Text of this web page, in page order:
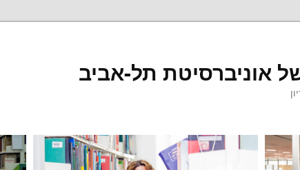
אוניברסיטת תל-אביב